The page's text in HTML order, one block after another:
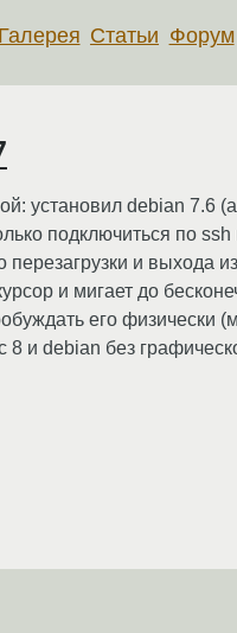
Галерея Статьи Форум
установил debian 7.6
подключиться по
перезагрузки и
и мигает до
его
8 и debian без